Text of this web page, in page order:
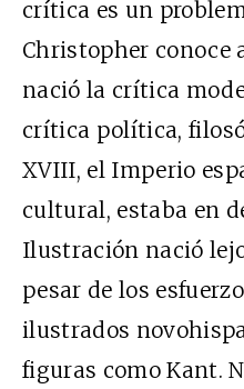
crítica es un
Christopher conoce
nació la crítica
crítica política,
XVIII, el Imperio
cultural, estaba en
Ilustración nació
pesar de los
ilustrados
figuras como Kant.